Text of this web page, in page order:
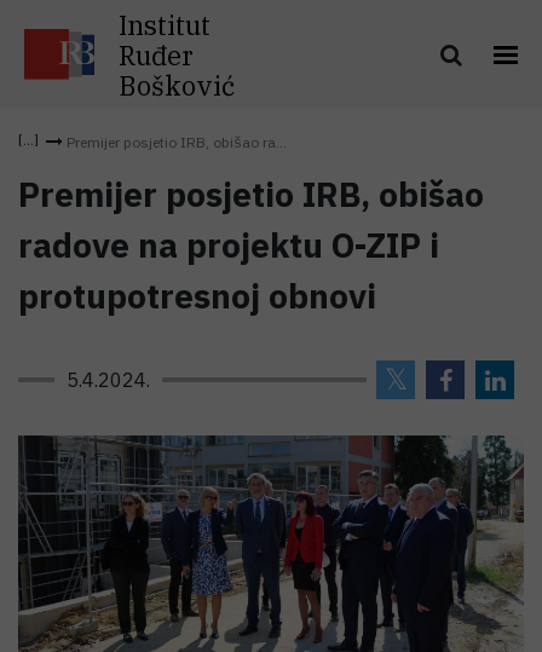
Institut
Ruđer
Bošković
Premijer posjetio IRB, obišao ra...
Premijer posjetio IRB, obišao
radove na projektu O-ZIP i
protupotresnoj obnovi
5.4.2024.